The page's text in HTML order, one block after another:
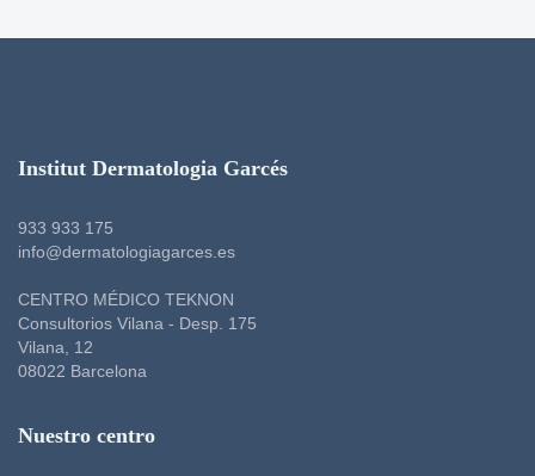
Institut Dermatologia Garcés
933 933 175
info@dermatologiagarces.es
CENTRO MÉDICO TEKNON
Consultorios Vilana - Desp. 175
Vilana, 12
08022 Barcelona
Nuestro centro